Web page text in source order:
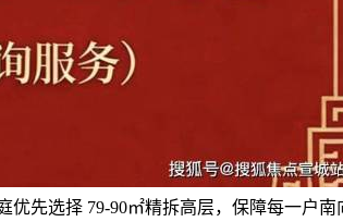
先选择 79-90㎡精拆高层，保障每一户